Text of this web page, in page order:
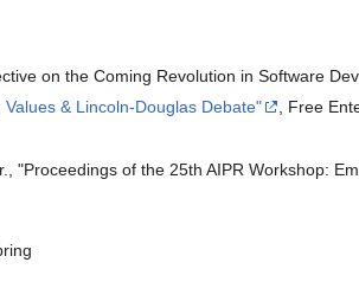
on the Coming Revolution in Software
Values & Lincoln-Douglas Debate"
, Free
of the 25th AIPR Workshop: